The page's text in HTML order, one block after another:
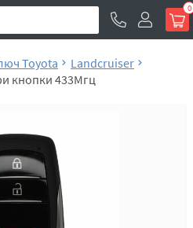
0
Toyota
Landcruiser
кнопки 433Мгц